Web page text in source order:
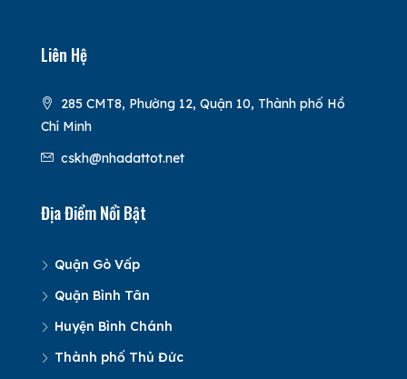
Liên Hệ
285 CMT8, Phường 12, Quận 10, Thành phố Hồ
Chí Minh
cskh@nhadattot.net
Địa Điểm Nổi Bật
Quận Gò Vấp
Quận Bình Tân
Huyện Bình Chánh
Thành phố Thủ Đức